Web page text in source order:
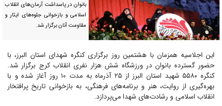
بانوان در پاسداشت آرمان‌های انقلاب
اسلامی و بازخوانی جلوه‌های ایثار و
مقاومت آنان برگزار شد.
این اجلاسیه همزمان با هشتمین روز برگزاری کنگره شهدای استان البرز، با
حضور گسترده بانوان در ورزشگاه شش هزار نفری انقلاب کرج برگزار شد.
کنگره ۵۵۸۰ شهید استان البرز از ۲۵ آذرماه به مدت ۱۰ روز آغاز شده و با
بهره‌گیری از روایت، هنر و برنامه‌های فرهنگی، به بازخوانی تاریخ پرافتخار
انقلاب اسلامی و رشادت‌های شهدا می‌پردازد.